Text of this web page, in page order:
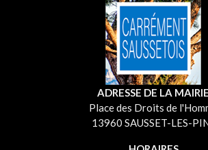
ADRESSE DE LA MAIRIE
Place des Droits de
13960 SAUSSET-LES-